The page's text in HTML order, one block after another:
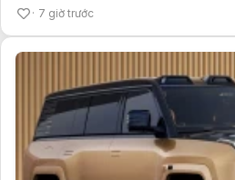
7 giờ trước